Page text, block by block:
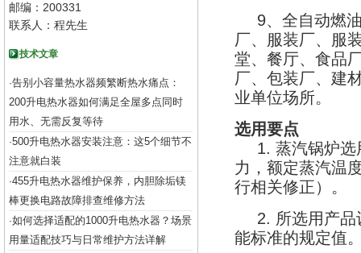
邮编：200331
联系人：程先生
技术文章
·告别小容量热水器频繁断热水痛点：
200升电热水器如何满足全屋多点同时
用水、无需反复等待
·500升电热水器安装注意：这5个细节不
注意就白装
·455升电热水器维护保养，内胆除垢镁
棒更换电路故障排查维修方法
·如何选择适配的1000升电热水器？场景
用量适配技巧与日常维护方法详解
9、全自动燃
厂、服装厂、服
堂、餐厅、食品
厂、包装厂、建
业单位场所。
选用要点
1. 蒸汽锅炉选
力，额定蒸汽温
行相关修正）。
2. 所选用产
能标准的规定值